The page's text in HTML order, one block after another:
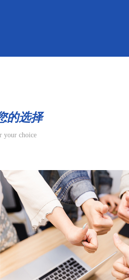
的选择
your choice